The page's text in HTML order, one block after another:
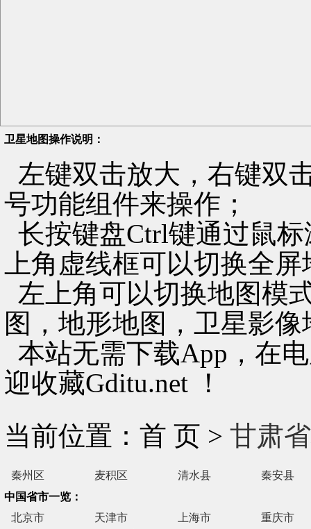
卫星地图操作说明：
左键双击放大，右键双
号功能组件来操作；
长按键盘Ctrl键通过鼠
上角虚线框可以切换全
左上角可以切换地图模
图，地形地图，卫星影像
本站无需下载App，在
迎收藏Gditu.net ！
当前位置：首 页 > 甘肃
秦州区 麦积区 清水县
秦安县
中国省市一览：
北京市
天津市 上海市
重庆市